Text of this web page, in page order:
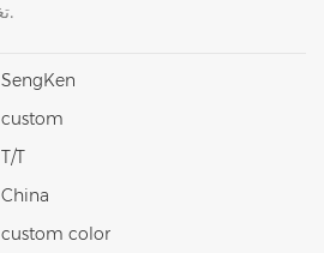
تغليف مناسب ودائم للمصنعين.
SengKen
custom
T/T
China
custom color